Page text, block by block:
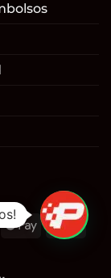
Google
Pay